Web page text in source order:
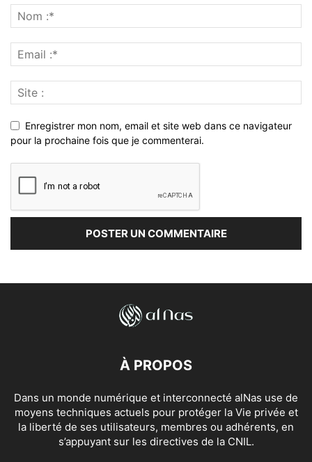
Enregistrer mon nom, email et site web dans ce navigateur
pour la prochaine fois que je commenterai.
À PROPOS
Dans un monde numérique et interconnecté alNas use de
moyens techniques actuels pour protéger la Vie privée et
la liberté de ses utilisateurs, membres ou adhérents, en
s’appuyant sur les directives de la CNIL.